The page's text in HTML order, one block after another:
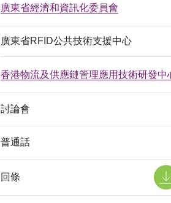
廣東省經濟和資訊化委員會
廣東省RFID公共技術支援中心
香港物流及供應鏈管理應用技術研發中
討論會
普通話
回條